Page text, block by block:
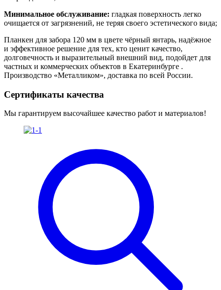
Минимальное обслуживание: гладкая поверхность легко
очищается от загрязнений, не теряя своего эстетического вида;
Планкен для забора 120 мм в цвете чёрный янтарь, надёжное
и эффективное решение для тех, кто ценит качество,
долговечность и выразительный внешний вид, подойдет для
частных и коммерческих объектов в Екатеринбурге .
Производство «Металликом», доставка по всей России.
Сертификаты качества
Мы гарантируем высочайшее качество работ и материалов!